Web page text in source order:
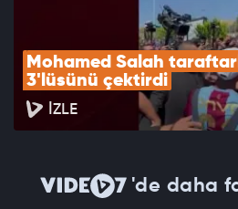
Mohamed Salah
3'lüsünü çektirdi
İZLE
'de daha